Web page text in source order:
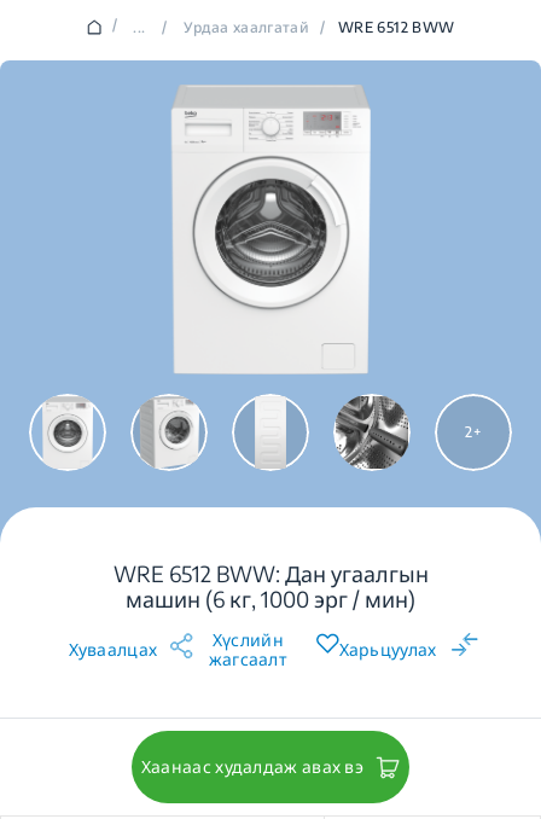
/ ... / Урдаа хаалгатай / WRE 6512 BWW
2
WRE 6512 BWW: Дан угаалгын
машин (6 кг, 1000 эрг / мин)
Хуваалцах
Хүслийн
жагсаалт
Харьцуулах
Хаанаас худалдаж авах вэ